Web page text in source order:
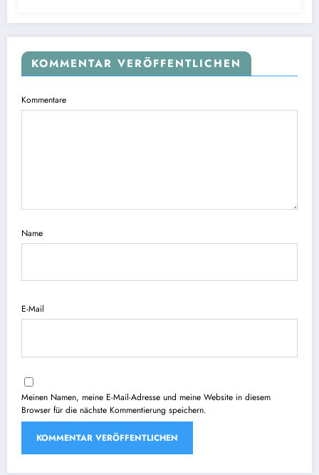
KOMMENTAR VERÖFFENTLICHEN
Kommentare
Name
E-Mail
Meinen Namen, meine E-Mail-Adresse und meine Website in diesem
Browser für die nächste Kommentierung speichern.